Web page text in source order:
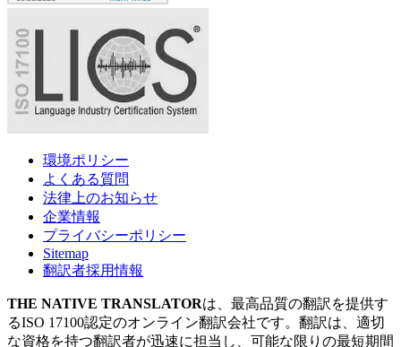
環境ポリシー
よくある質問
法律上のお知らせ
企業情報
プライバシーポリシー
Sitemap
翻訳者採用情報
THE NATIVE TRANSLATORは、最高品質の翻訳を提供す
るISO 17100認定のオンライン翻訳会社です。翻訳は、適切
な資格を持つ翻訳者が迅速に担当し、可能な限りの最短期間